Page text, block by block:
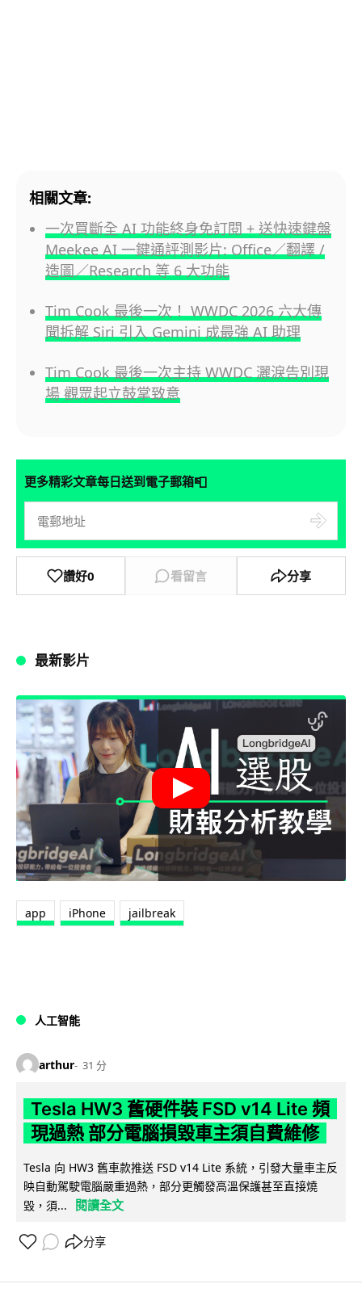
相關文章:
一次買斷全 AI 功能終身免訂閱 + 送快速鍵盤
Meekee AI 一鍵通評測影片: Office／翻譯 /
造圖／Research 等 6 大功能
Tim Cook 最後一次！ WWDC 2026 六大傳
聞拆解 Siri 引入 Gemini 成最強 AI 助理
Tim Cook 最後一次主持 WWDC 灑淚告別現
場 觀眾起立鼓掌致意
更多精彩文章每日送到電子郵箱📮
讚好0 看留言 分享
最新影片
app iPhone jailbreak
人工智能
arthur 31 分
Tesla HW3 舊硬件裝 FSD v14 Lite 頻
現過熱 部分電腦損毀車主須自費維修
Tesla 向 HW3 舊車款推送 FSD v14 Lite 系統，引發大量車主反
映自動駕駛電腦嚴重過熱，部分更觸發高溫保護甚至直接燒
毀，須...
閱讀全文
分享